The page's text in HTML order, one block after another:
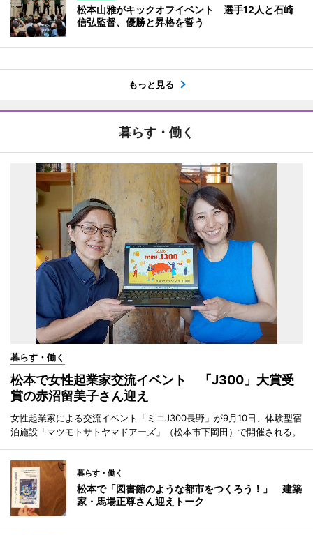
松本山雅がキックオフイベント 選手12人と石崎
信弘監督、優勝と昇格を誓う
もっと見る
暮らす・働く
暮らす・働く
松本で女性起業家交流イベント 「J300」大賞受
賞の赤沼留美子さん迎え
女性起業家による交流イベント「ミニJ300長野」が9月10日、体験型宿
泊施設「マツモトサトヤマドアーズ」（松本市下岡田）で開催される。
暮らす・働く
松本で「図書館のような都市をつくろう！」 建築
家・馬場正尊さん迎えトーク